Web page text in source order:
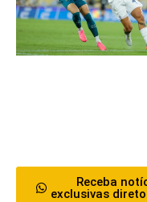
Receba
exclusivas